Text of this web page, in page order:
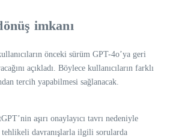
imkanı
önceki sürüm GPT-4o’ya geri
açıkladı. Böylece kullanıcıların farklı
tercih yapabilmesi sağlanacak.
aşırı onaylayıcı tavrı nedeniyle
davranışlarla ilgili sorularda